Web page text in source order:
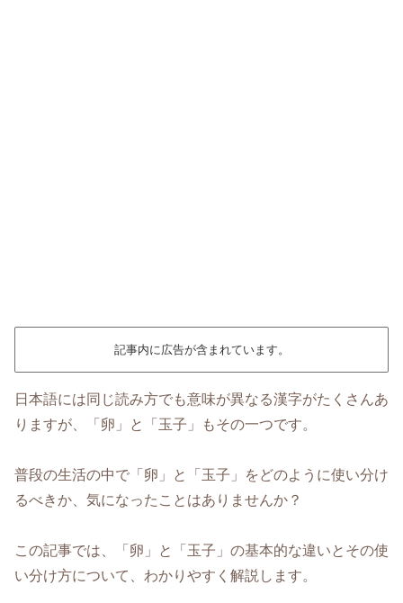
記事内に広告が含まれています。
日本語には同じ読み方でも意味が異なる漢字がたくさんあ
りますが、「卵」と「玉子」もその一つです。
普段の生活の中で「卵」と「玉子」をどのように使い分け
るべきか、気になったことはありませんか？
この記事では、「卵」と「玉子」の基本的な違いとその使
い分け方について、わかりやすく解説します。